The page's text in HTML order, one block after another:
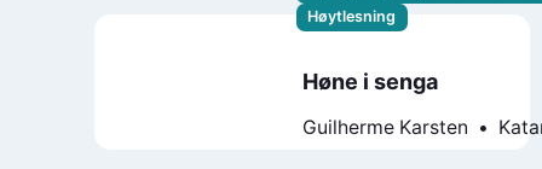
Høytlesning
Høne i senga
Guilherme Karsten